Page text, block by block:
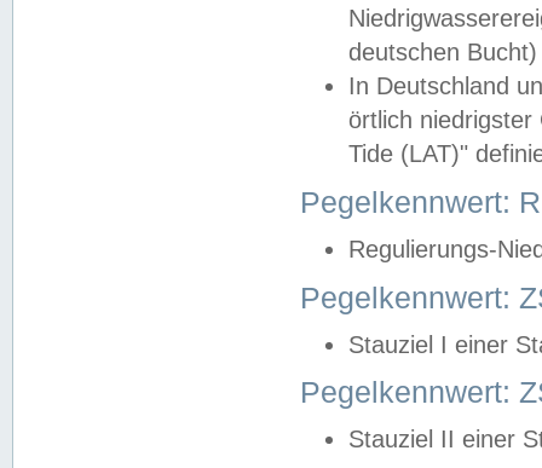
deutschen
In Deutschland
örtlich
Tide (LAT)"
Pegelkennwert:
Regulierungs-
Pegelkennwert:
Stauziel I einer
Pegelkennwert:
Stauziel II einer